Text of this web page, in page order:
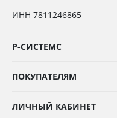
ИНН 7811246865
Р-СИСТЕМС
ПОКУПАТЕЛЯМ
ЛИЧНЫЙ КАБИНЕТ